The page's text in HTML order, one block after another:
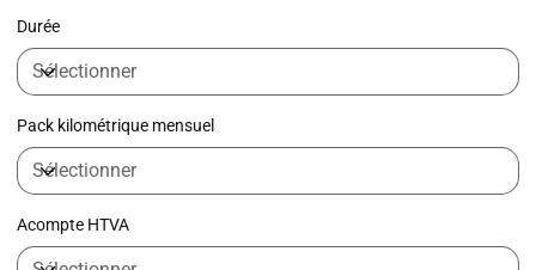
Durée
Pack kilométrique mensuel
Acompte HTVA